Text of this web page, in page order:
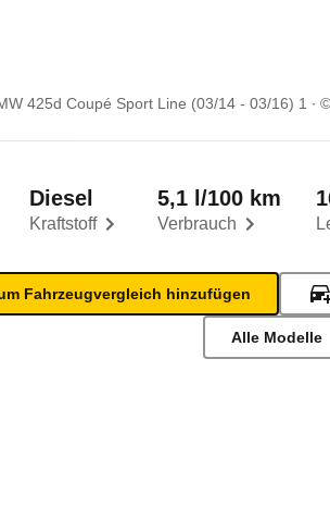
425d Coupé Sport Line (03/14 - 03/16) 1
Kraftstoff
Diesel
Verbrauch
5,1 l/100 km
Fahrzeugvergleich hinzufügen
Alle Modelle